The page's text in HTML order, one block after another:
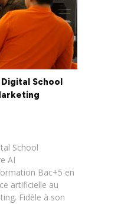
School
School
AI
Bac+5 en
artificielle au
Fidèle à son